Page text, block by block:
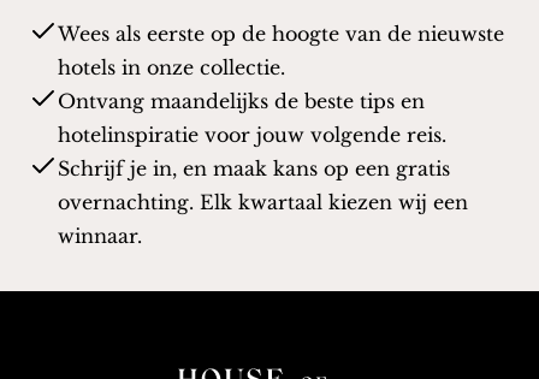
Wees als eerste op de hoogte van de nieuwste
hotels in onze collectie.
Ontvang maandelijks de beste tips en
hotelinspiratie voor jouw volgende reis.
Schrijf je in, en maak kans op een gratis
overnachting. Elk kwartaal kiezen wij een
winnaar.